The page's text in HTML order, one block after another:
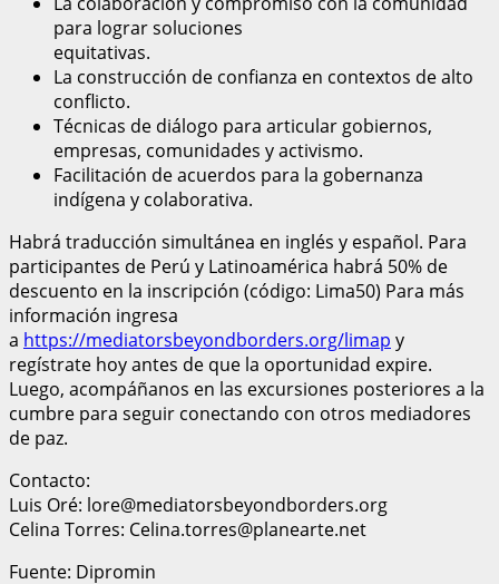
para lograr soluciones
equitativas.
La construcción de confianza en contextos de alto
conflicto.
Técnicas de diálogo para articular gobiernos,
empresas, comunidades y activismo.
Facilitación de acuerdos para la gobernanza
indígena y colaborativa.
Habrá traducción simultánea en inglés y español. Para
participantes de Perú y Latinoamérica habrá 50% de
descuento en la inscripción (código: Lima50) Para más
información ingresa
a https://mediatorsbeyondborders.org/limap y
regístrate hoy antes de que la oportunidad expire.
Luego, acompáñanos en las excursiones posteriores a la
cumbre para seguir conectando con otros mediadores
de paz.
Contacto:
Luis Oré: lore@mediatorsbeyondborders.org
Celina Torres: Celina.torres@planearte.net
Fuente: Dipromin